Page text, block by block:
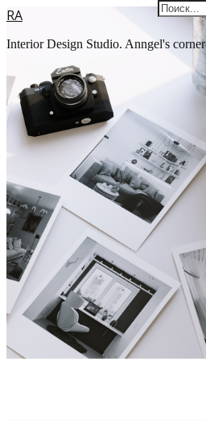
RA
Interior Design Studio. Anngel's corner